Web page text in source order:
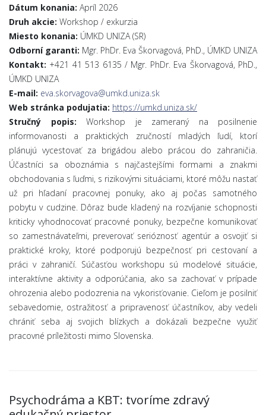
Dátum konania: Apríl 2026
Druh akcie: Workshop / exkurzia
Miesto konania: ÚMKD UNIZA (SR)
Odborní garanti: Mgr. PhDr. Eva Škorvagová, PhD., ÚMKD UNIZA
Kontakt: +421 41 513 6135 / Mgr. PhDr. Eva Škorvagová, PhD.,
ÚMKD UNIZA
E-mail: eva.skorvagova@umkd.uniza.sk
Web stránka podujatia: https://umkd.uniza.sk/
Stručný popis: Workshop je zameraný na posilnenie
informovanosti a praktických zručností mladých ľudí, ktorí
plánujú vycestovať za brigádou alebo prácou do zahraničia.
Účastníci sa oboznámia s najčastejšími formami a znakmi
obchodovania s ľuďmi, s rizikovými situáciami, ktoré môžu nastať
už pri hľadaní pracovnej ponuky, ako aj počas samotného
pobytu v cudzine. Dôraz bude kladený na rozvíjanie schopnosti
kriticky vyhodnocovať pracovné ponuky, bezpečne komunikovať
so zamestnávateľmi, preverovať serióznosť agentúr a osvojiť si
praktické kroky, ktoré podporujú bezpečnosť pri cestovaní a
práci v zahraničí. Súčasťou workshopu sú modelové situácie,
interaktívne aktivity a odporúčania, ako sa zachovať v prípade
ohrozenia alebo podozrenia na vykorisťovanie. Cieľom je posilniť
sebavedomie, ostražitosť a pripravenosť účastníkov, aby vedeli
chrániť seba aj svojich blízkych a dokázali bezpečne využiť
pracovné príležitosti mimo Slovenska.
Psychodráma a KBT: tvoríme zdravý